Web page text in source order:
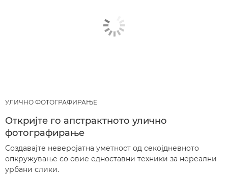
УЛИЧНО ФОТОГРАФИРАЊЕ
Откријте го апстрактното улично
фотографирање
Создавајте неверојатна уметност од секојдневното
опкружување со овие едноставни техники за нереални
урбани слики.